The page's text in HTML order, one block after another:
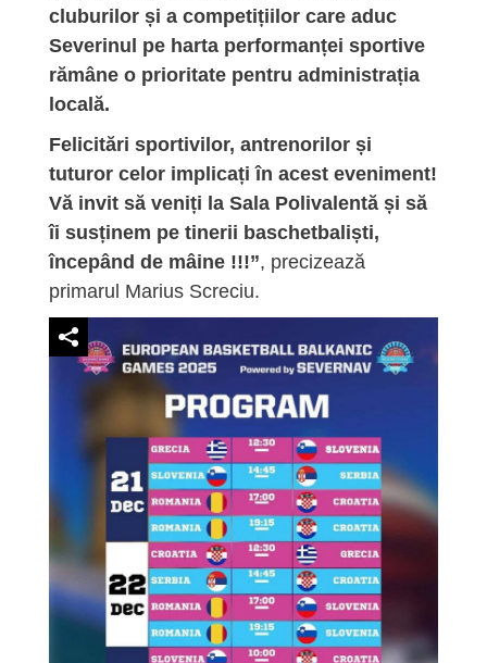
cluburilor și a competițiilor care aduc
Severinul pe harta performanței sportive
rămâne o prioritate pentru administrația
locală.
Felicitări sportivilor, antrenorilor și
tuturor celor implicați în acest eveniment!
Vă invit să veniți la Sala Polivalentă și să
îi susținem pe tinerii baschetbaliști,
începând de mâine !!!”, precizează
primarul Marius Screciu.